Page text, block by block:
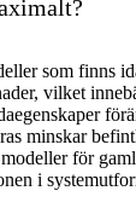
som finns
vilket
minskar
för
i